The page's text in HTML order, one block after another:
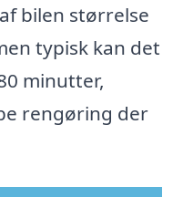
bilen størrelse
typisk kan det
minutter,
rengøring der